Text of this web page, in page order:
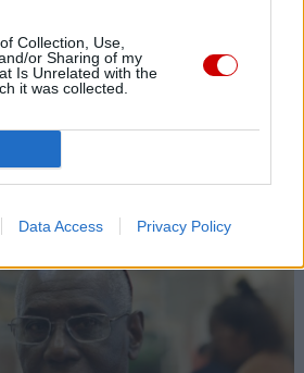
Collection, Use,
or Sharing of my
Is Unrelated with the
it was collected.
Data Access Privacy Policy
wyemituje monetę upamiętniającą Jana
do światowej modlitwy za Ukrainę